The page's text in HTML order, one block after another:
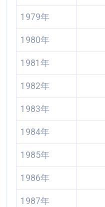
1979年
1980年
1981年
1982年
1983年
1984年
1985年
1986年
1987年